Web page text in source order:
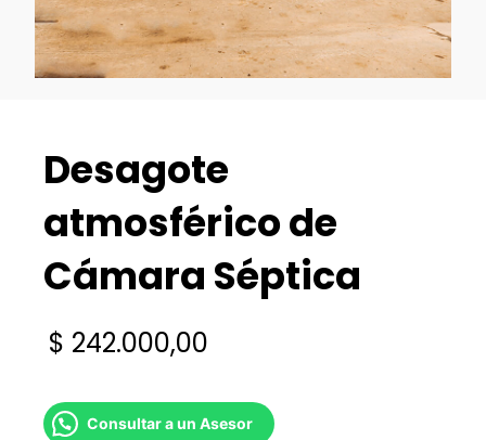
Desagote
atmosférico de
Cámara Séptica
$ 242.000,00
Consultar a un Asesor